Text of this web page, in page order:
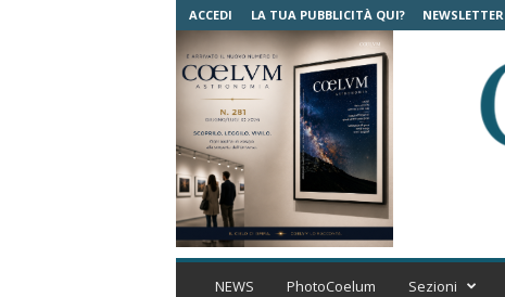
ACCEDI LA TUA PUBBLICITÀ QUI? NEWSLETTER
C
NEWS PhotoCoelum Sezioni